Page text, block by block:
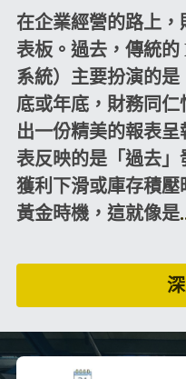
在企業經營的路上
表板。過去，傳統的
系統）主要扮演的
底或年底，財務同
出一份精美的報表
表反映的是「過去
獲利下滑或庫存積
黃金時機，這就像是